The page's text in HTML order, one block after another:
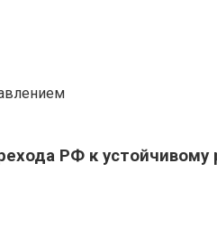
РФ к устойчивому